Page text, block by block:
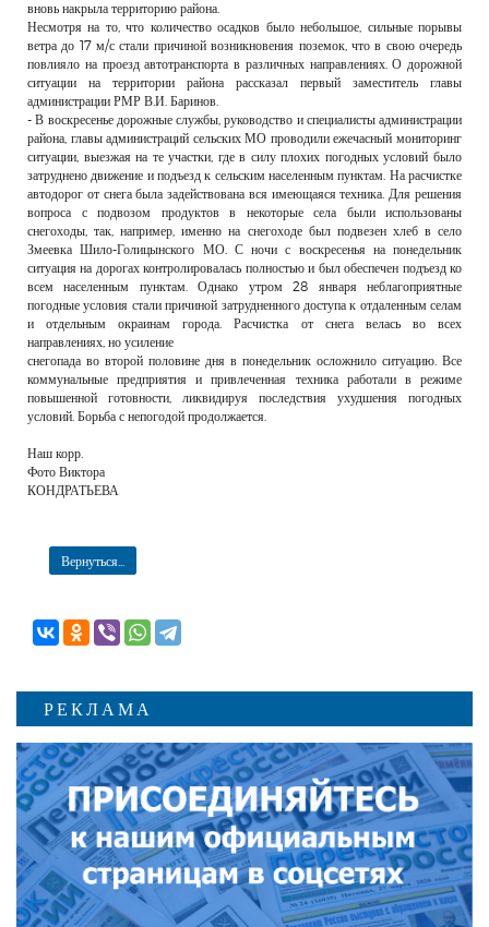
вновь накрыла территорию района.
Несмотря на то, что количество осадков было небольшое, сильные порывы
ветра до 17 м/с стали причиной возникновения поземок, что в свою очередь
повлияло на проезд автотранспорта в различных направлениях. О дорожной
ситуации на территории района рассказал первый заместитель главы
администрации РМР В.И. Баринов.
- В воскресенье дорожные службы, руководство и специалисты администрации
района, главы администраций сельских МО проводили ежечасный мониторинг
ситуации, выезжая на те участки, где в силу плохих погодных условий было
затруднено движение и подъезд к сельским населенным пунктам. На расчистке
автодорог от снега была задействована вся имеющаяся техника. Для решения
вопроса с подвозом продуктов в некоторые села были использованы
снегоходы, так, например, именно на снегоходе был подвезен хлеб в село
Змеевка Шило-Голицынского МО. С ночи с воскресенья на понедельник
ситуация на дорогах контролировалась полностью и был обеспечен подъезд ко
всем населенным пунктам. Однако утром 28 января неблагоприятные
погодные условия стали причиной затрудненного доступа к отдаленным селам
и отдельным окраинам города. Расчистка от снега велась во всех
направлениях, но усиление
снегопада во второй половине дня в понедельник осложнило ситуацию. Все
коммунальные предприятия и привлеченная техника работали в режиме
повышенной готовности, ликвидируя последствия ухудшения погодных
условий. Борьба с непогодой продолжается.
Наш корр.
Фото Виктора
КОНДРАТЬЕВА
Вернуться...
РЕКЛАМА